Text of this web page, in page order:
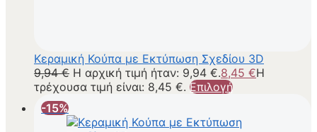
Κεραμική Κούπα με Εκτύπωση Σχεδίου 3D
9,94€ Η αρχική τιμή ήταν: 9,94 €.8,45 €Η
τρέχουσα τιμή είναι: 8,45 €. Επιλογή
-15%